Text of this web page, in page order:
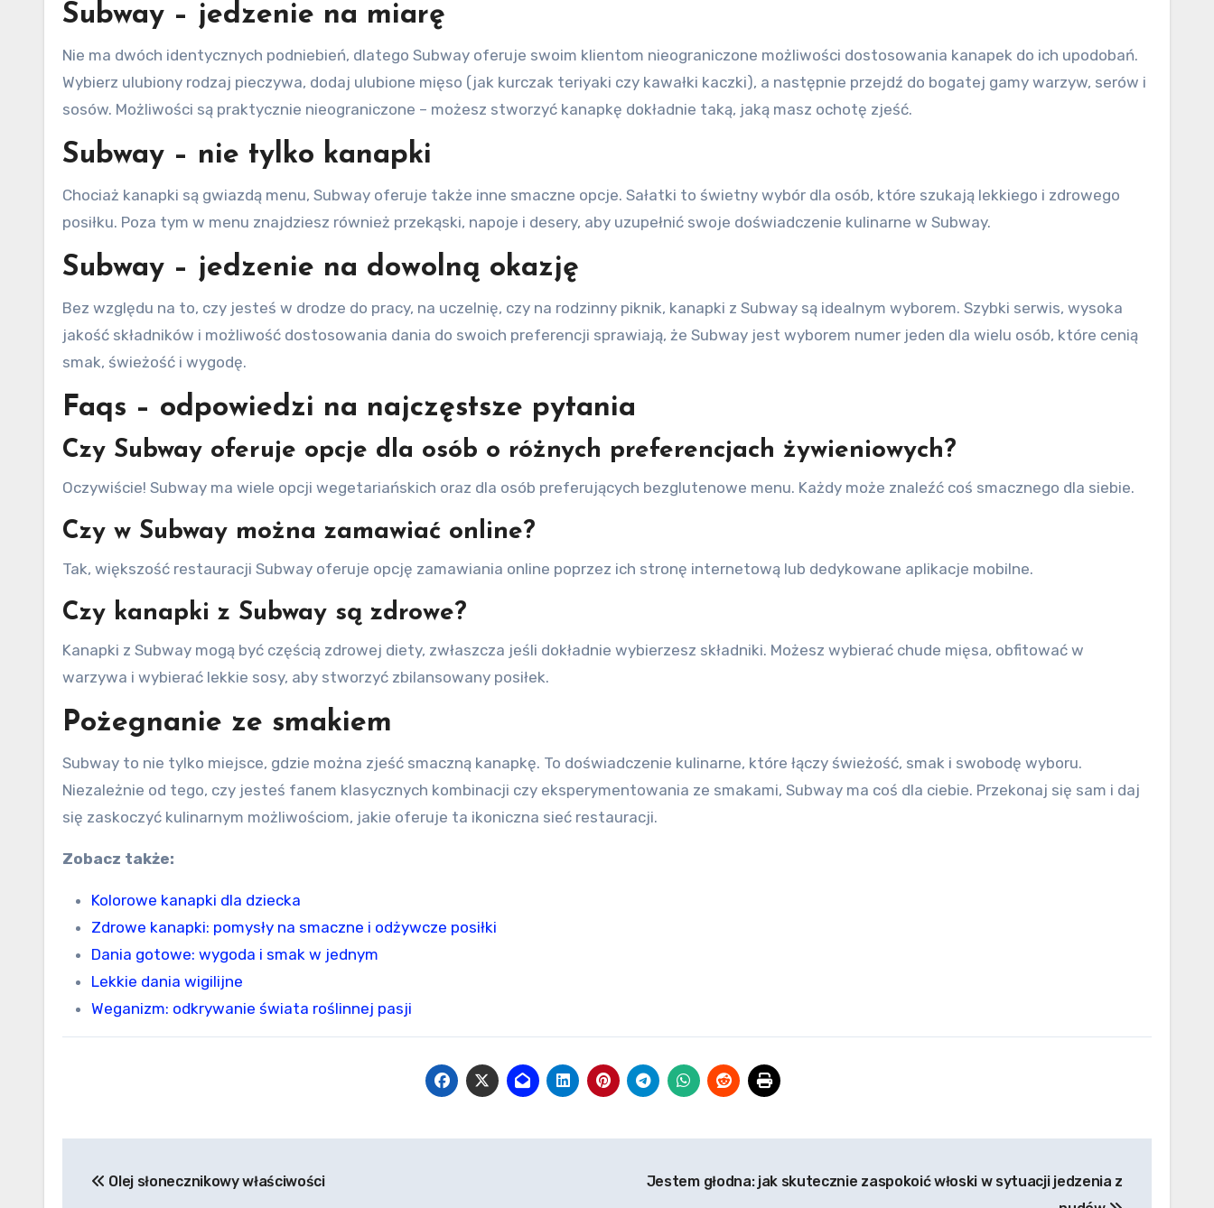
Subway – jedzenie na miarę
Nie ma dwóch identycznych podniebień, dlatego Subway oferuje swoim klientom nieograniczone możliwości dostosowania kanapek do ich upodobań.
Wybierz ulubiony rodzaj pieczywa, dodaj ulubione mięso (jak kurczak teriyaki czy kawałki kaczki), a następnie przejdź do bogatej gamy warzyw, serów i
sosów. Możliwości są praktycznie nieograniczone – możesz stworzyć kanapkę dokładnie taką, jaką masz ochotę zjeść.
Subway – nie tylko kanapki
Chociaż kanapki są gwiazdą menu, Subway oferuje także inne smaczne opcje. Sałatki to świetny wybór dla osób, które szukają lekkiego i zdrowego
posiłku. Poza tym w menu znajdziesz również przekąski, napoje i desery, aby uzupełnić swoje doświadczenie kulinarne w Subway.
Subway – jedzenie na dowolną okazję
Bez względu na to, czy jesteś w drodze do pracy, na uczelnię, czy na rodzinny piknik, kanapki z Subway są idealnym wyborem. Szybki serwis, wysoka
jakość składników i możliwość dostosowania dania do swoich preferencji sprawiają, że Subway jest wyborem numer jeden dla wielu osób, które cenią
smak, świeżość i wygodę.
Faqs – odpowiedzi na najczęstsze pytania
Czy Subway oferuje opcje dla osób o różnych preferencjach żywieniowych?
Oczywiście! Subway ma wiele opcji wegetariańskich oraz dla osób preferujących bezglutenowe menu. Każdy może znaleźć coś smacznego dla siebie.
Czy w Subway można zamawiać online?
Tak, większość restauracji Subway oferuje opcję zamawiania online poprzez ich stronę internetową lub dedykowane aplikacje mobilne.
Czy kanapki z Subway są zdrowe?
Kanapki z Subway mogą być częścią zdrowej diety, zwłaszcza jeśli dokładnie wybierzesz składniki. Możesz wybierać chude mięsa, obfitować w
warzywa i wybierać lekkie sosy, aby stworzyć zbilansowany posiłek.
Pożegnanie ze smakiem
Subway to nie tylko miejsce, gdzie można zjeść smaczną kanapkę. To doświadczenie kulinarne, które łączy świeżość, smak i swobodę wyboru.
Niezależnie od tego, czy jesteś fanem klasycznych kombinacji czy eksperymentowania ze smakami, Subway ma coś dla ciebie. Przekonaj się sam i daj
się zaskoczyć kulinarnym możliwościom, jakie oferuje ta ikoniczna sieć restauracji.
Zobacz także:
Kolorowe kanapki dla dziecka
Zdrowe kanapki: pomysły na smaczne i odżywcze posiłki
Dania gotowe: wygoda i smak w jednym
Lekkie dania wigilijne
Weganizm: odkrywanie świata roślinnej pasji
wpisuOlej słonecznikowy właściwości
Jestem głodna: jak skutecznie zaspokoić włoski w sytuacji jedzenia z